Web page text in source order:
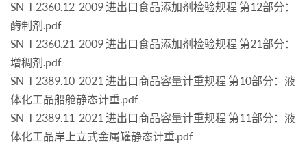
SN-T 2360.12-2009 进出口食品添加剂检验规程 第12部分：
酶制剂.pdf
SN-T 2360.21-2009 进出口食品添加剂检验规程 第21部分：
增稠剂.pdf
SN-T 2389.10-2021 进出口商品容量计重规程 第10部分：液
体化工品船舱静态计重.pdf
SN-T 2389.11-2021 进出口商品容量计重规程 第11部分：液
体化工品岸上立式金属罐静态计重.pdf